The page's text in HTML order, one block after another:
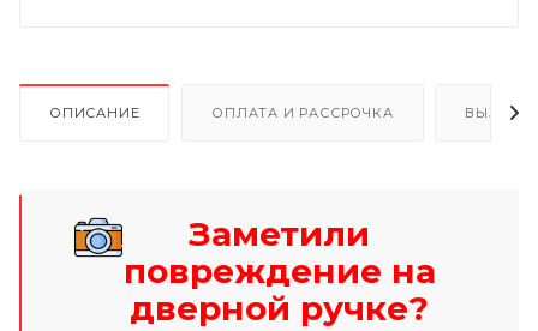
ОПИСАНИЕ ОПЛАТА И РАССРОЧКА ВЫЗОВ
Заметили
повреждение на
дверной ручке?